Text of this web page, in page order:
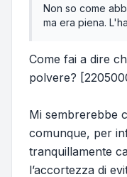
Non so come
ma era piena.
Come fai a dire
polvere?
Mi sembrerebbe
comunque, per
tranquillamente
l’accortezza di